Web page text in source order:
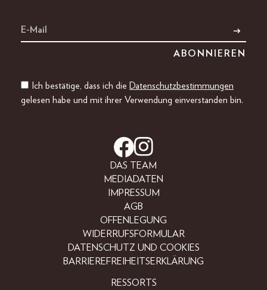
Ich bestätige, dass ich die Datenschutzbestimmungen
gelesen habe und mit ihrer Verwendung einverstanden bin.
DAS TEAM
MEDIADATEN
IMPRESSUM
AGB
OFFENLEGUNG
WIDERRUFSFORMULAR
DATENSCHUTZ UND COOKIES
BARRIEREFREIHEITSERKLÄRUNG
RESSORTS